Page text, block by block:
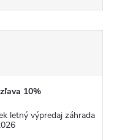
10%
letný výpredaj záhrada